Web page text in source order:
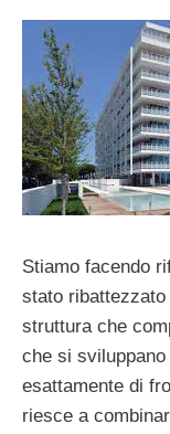
Stiamo facendo
stato
struttura che
che si
esattamente di
riesce a